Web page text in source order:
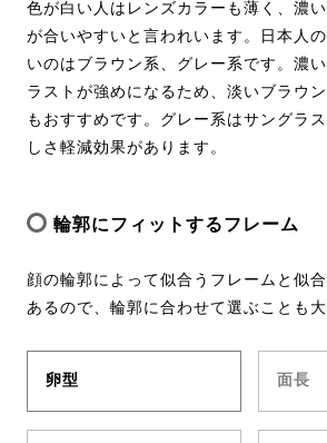
色が白い人はレンズカラーも薄く、濃
が合いやすいと言われいます。日本人
いのはブラウン系、グレー系です。濃
ラストが強めになるため、淡いブラウ
もおすすめです。グレー系はサングラ
しさ軽減効果があります。
輪郭にフィットするフレーム
顔の輪郭によって似合うフレームと似
あるので、輪郭に合わせて選ぶことも大
卵型 面長